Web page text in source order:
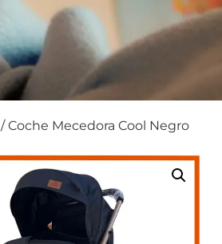
/ Coche Mecedora Cool Negro